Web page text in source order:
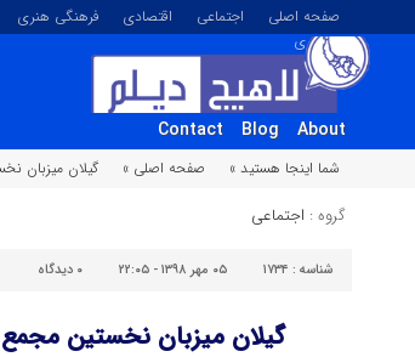
صفحه اصلی اجتماعی اقتصادی فرهنگی هنری
تصویری
About
Blog
Contact
شما اینجا هستید »
صفحه اصلی » گیلان میزبان
گروه : اجتماعی
شناسه : ۱۷۳۴ ۰۵ مهر ۱۳۹۸ - ۲۲:۰۵ ۰ دیدگاه
گیلان میزبان نخستین